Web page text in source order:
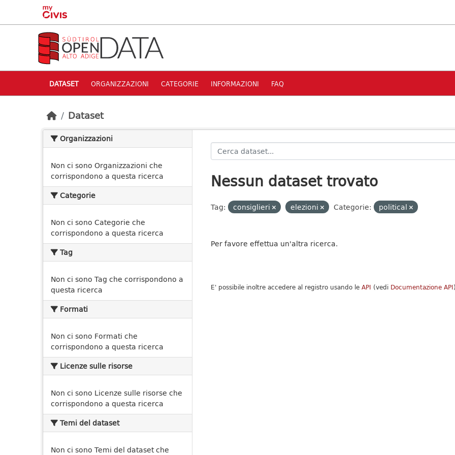
Skip to main content
DATASET ORGANIZZAZIONI CATEGORIE INFORMAZIONI FAQ
Dataset
Organizzazioni
Non ci sono Organizzazioni che
corrispondono a questa ricerca
Categorie
Non ci sono Categorie che
corrispondono a questa ricerca
Tag
Non ci sono Tag che corrispondono a
questa ricerca
Formati
Non ci sono Formati che
corrispondono a questa ricerca
Licenze sulle risorse
Non ci sono Licenze sulle risorse che
corrispondono a questa ricerca
Temi del dataset
Non ci sono Temi del dataset che
Nessun dataset trovato
Tag: consiglieri elezioni Categorie: political
Per favore effettua un'altra ricerca.
E' possibile inoltre accedere al registro usando le API (vedi Documentazione API